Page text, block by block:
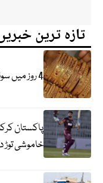
تازہ ترین
4 روز میں سونے کی قیمت میں بڑا اضافہ
پاکستان
خاموشی توڑ